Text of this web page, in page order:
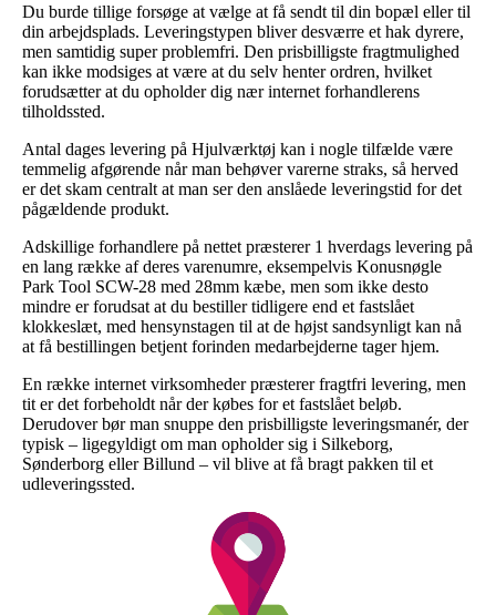
Du burde tillige forsøge at vælge at få sendt til din bopæl eller til
din arbejdsplads. Leveringstypen bliver desværre et hak dyrere,
men samtidig super problemfri. Den prisbilligste fragtmulighed
kan ikke modsiges at være at du selv henter ordren, hvilket
forudsætter at du opholder dig nær internet forhandlerens
tilholdssted.
Antal dages levering på Hjulværktøj kan i nogle tilfælde være
temmelig afgørende når man behøver varerne straks, så herved
er det skam centralt at man ser den anslåede leveringstid for det
pågældende produkt.
Adskillige forhandlere på nettet præsterer 1 hverdags levering på
en lang række af deres varenumre, eksempelvis Konusnøgle
Park Tool SCW-28 med 28mm kæbe, men som ikke desto
mindre er forudsat at du bestiller tidligere end et fastslået
klokkeslæt, med hensynstagen til at de højst sandsynligt kan nå
at få bestillingen betjent forinden medarbejderne tager hjem.
En række internet virksomheder præsterer fragtfri levering, men
tit er det forbeholdt når der købes for et fastslået beløb.
Derudover bør man snuppe den prisbilligste leveringsmanér, der
typisk – ligegyldigt om man opholder sig i Silkeborg,
Sønderborg eller Billund – vil blive at få bragt pakken til et
udleveringssted.